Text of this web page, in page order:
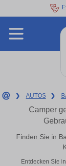
❯ AUTOS ❯
Camper
Finden Sie in
Entdecken Sie